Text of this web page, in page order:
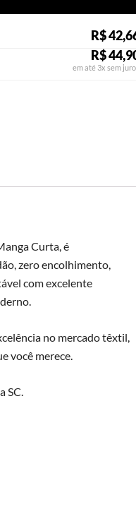
R$
R$
em até 3x sem
Curta, é
zero encolhimento,
com excelente
no mercado têxtil,
você merece.
SC.